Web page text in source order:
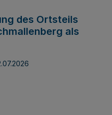
des Ortsteils
als